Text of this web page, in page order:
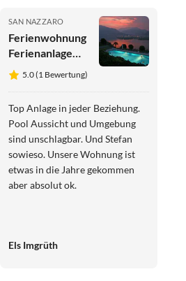
SAN NAZZARO
Ferienwohnung
Ferienanlage
Casa Chimp 4
5.0 (1 Bewertung)
Top Anlage in jeder Beziehung.
Pool Aussicht und Umgebung
sind unschlagbar. Und Stefan
sowieso. Unsere Wohnung ist
etwas in die Jahre gekommen
aber absolut ok.
Els Imgrüth